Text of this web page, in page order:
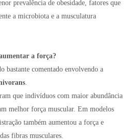
prevalência de obesidade, fatores que
a microbiota e a musculatura
a força?
bastante comentado envolvendo a
que indivíduos com maior abundância
melhor força muscular. Em modelos
também aumentou a força e
fibras musculares.